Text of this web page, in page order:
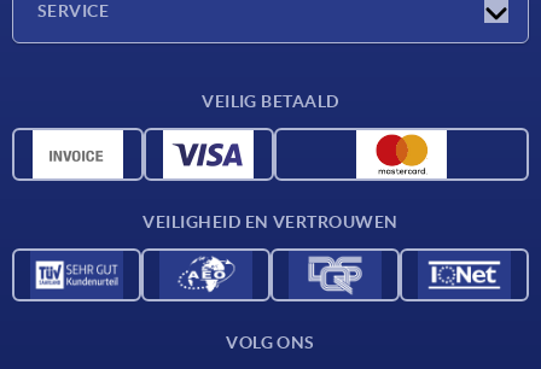
SERVICE
CAD-gegevens
VEILIG BETAALD
VEILIGHEID EN VERTROUWEN
VOLG ONS